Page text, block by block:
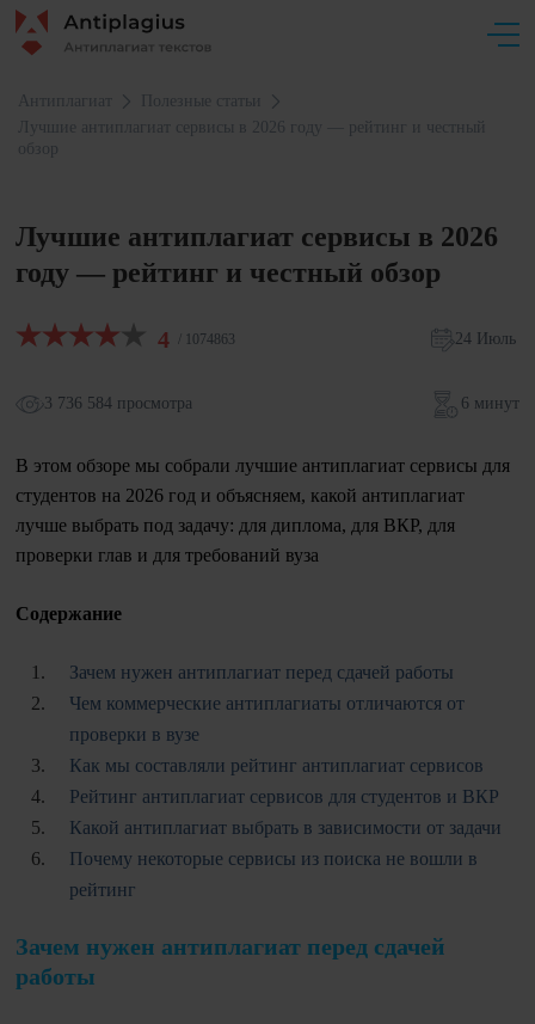
Антиплагиат
Полезные статьи
Лучшие антиплагиат сервисы в 2026 году — рейтинг и честный
обзор
Лучшие антиплагиат сервисы в 2026
году — рейтинг и честный обзор
4 / 1074863 24 Июль
3 736 584 просмотра 6 минут
В этом обзоре мы собрали лучшие антиплагиат сервисы для
студентов на 2026 год и объясняем, какой антиплагиат
лучше выбрать под задачу: для диплома, для ВКР, для
проверки глав и для требований вуза
Содержание
Зачем нужен антиплагиат перед сдачей работы
Чем коммерческие антиплагиаты отличаются от
проверки в вузе
Как мы составляли рейтинг антиплагиат сервисов
Рейтинг антиплагиат сервисов для студентов и ВКР
Какой антиплагиат выбрать в зависимости от задачи
Почему некоторые сервисы из поиска не вошли в
рейтинг
Зачем нужен антиплагиат перед сдачей
работы